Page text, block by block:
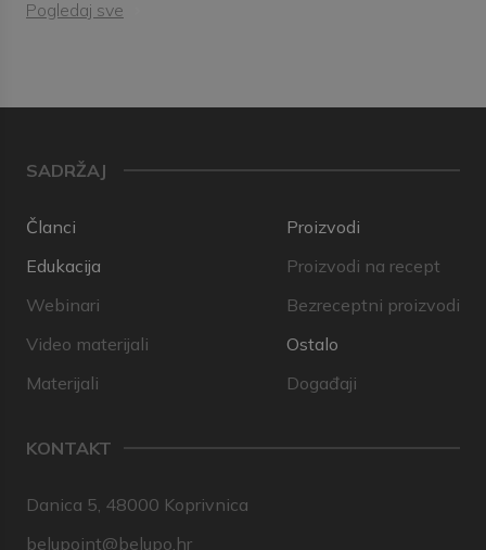
Pogledaj sve
SADRŽAJ
Članci
Edukacija
Webinari
Video materijali
Materijali
Proizvodi
Proizvodi na recept
Bezreceptni proizvodi
Ostalo
Događaji
KONTAKT
Danica 5, 48000 Koprivnica
belupoint@belupo.hr